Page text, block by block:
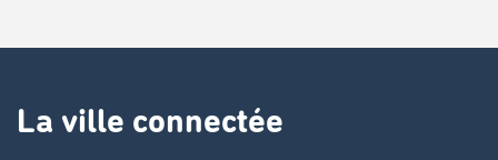
La ville connectée